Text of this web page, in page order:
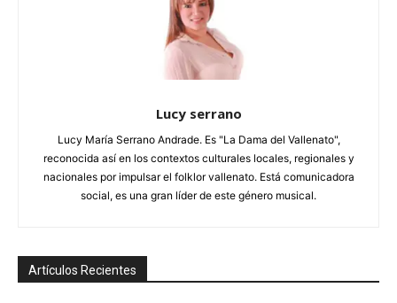
Lucy serrano
Lucy María Serrano Andrade. Es "La Dama del Vallenato",
reconocida así en los contextos culturales locales, regionales y
nacionales por impulsar el folklor vallenato. Está comunicadora
social, es una gran líder de este género musical.
Artículos Recientes